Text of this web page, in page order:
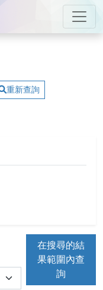
重新查詢
在搜尋的結
果範圍內查
詢